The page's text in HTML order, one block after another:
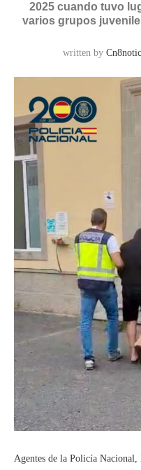
2025 cuando tuvo
varios grupos
written by
Agentes de la Policía Nacional,